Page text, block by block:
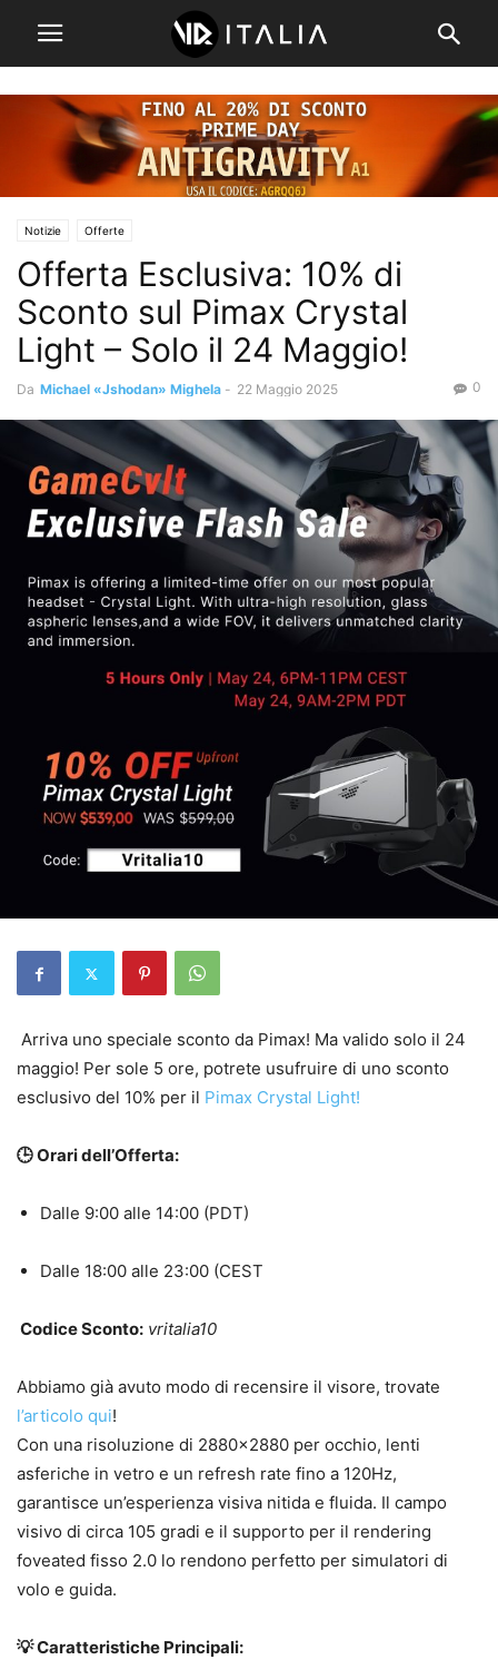
Notizie Offerte
Offerta Esclusiva: 10% di
Sconto sul Pimax Crystal
Light – Solo il 24 Maggio!
Da Michael «Jshodan» Mighela - 22 Maggio 2025 0
Arriva uno speciale sconto da Pimax! Ma valido solo il 24
maggio! Per sole 5 ore, potrete usufruire di uno sconto
esclusivo del 10% per il Pimax Crystal Light!
🕒 Orari dell’Offerta:
Dalle 9:00 alle 14:00 (PDT)
Dalle 18:00 alle 23:00 (CEST
Codice Sconto: vritalia10
Abbiamo già avuto modo di recensire il visore, trovate
l’articolo qui!
Con una risoluzione di 2880×2880 per occhio, lenti
asferiche in vetro e un refresh rate fino a 120Hz,
garantisce un’esperienza visiva nitida e fluida. Il campo
visivo di circa 105 gradi e il supporto per il rendering
foveated fisso 2.0 lo rendono perfetto per simulatori di
volo e guida.
💡 Caratteristiche Principali: